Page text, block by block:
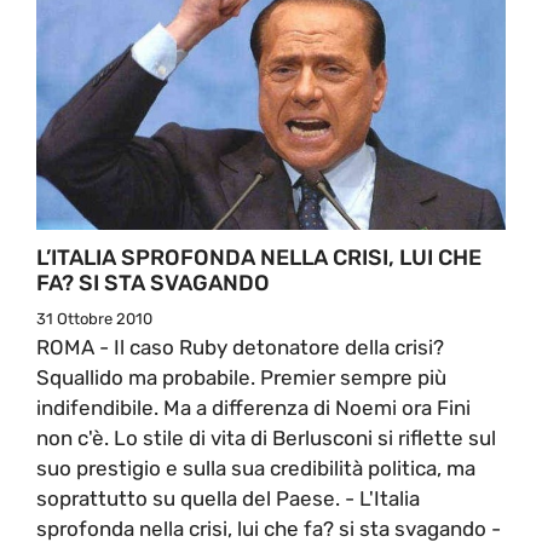
L’ITALIA SPROFONDA NELLA CRISI, LUI CHE
FA? SI STA SVAGANDO
31 Ottobre 2010
ROMA - Il caso Ruby detonatore della crisi?
Squallido ma probabile. Premier sempre più
indifendibile. Ma a differenza di Noemi ora Fini
non c'è. Lo stile di vita di Berlusconi si riflette sul
suo prestigio e sulla sua credibilità politica, ma
soprattutto su quella del Paese. - L'Italia
sprofonda nella crisi, lui che fa? si sta svagando -